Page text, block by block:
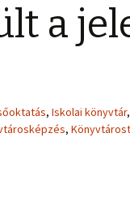
a
, Iskolai könyvtár,
,